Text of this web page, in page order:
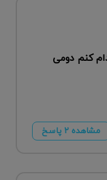
کنم دومی
مشاهده ۲ پاسخ